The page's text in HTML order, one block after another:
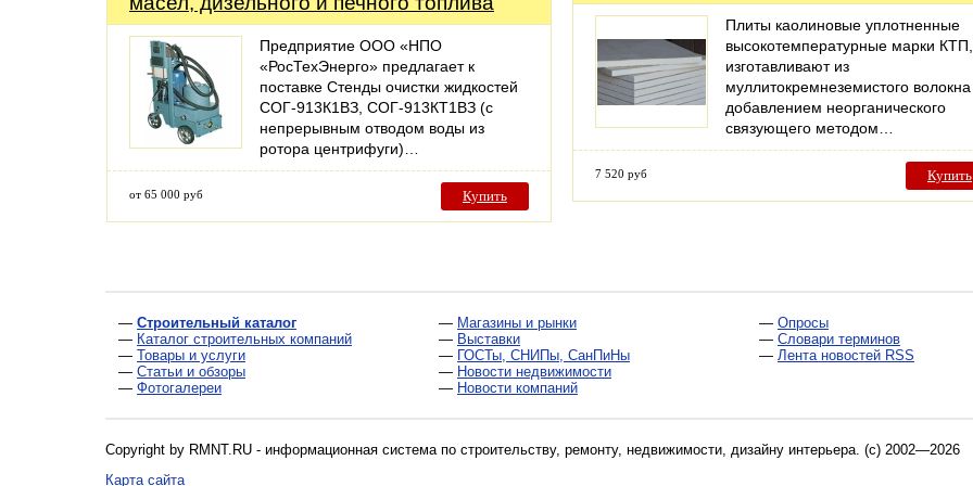
Предприятие ООО «НПО
«РосТехЭнерго» предлагает к
поставке Стенды очистки жидкостей
СОГ-913К1ВЗ, СОГ-913КТ1ВЗ (с
непрерывным отводом воды из
ротора центрифуги)…
от 65 000 руб Купить
Плиты каолиновые уплотненные
высокотемпературные марки КТП,
изготавливают из
муллитокремнеземистого
добавлением неорганического
связующего методом…
7 520 руб Купить
— Строительный каталог
— Каталог строительных компаний
— Товары и услуги
— Статьи и обзоры
— Фотогалереи
— Магазины и рынки
— Выставки
— ГОСТы, СНИПы, СанПиНы
— Новости недвижимости
— Новости компаний
— Опросы
— Словари терминов
— Лента новостей RSS
Copyright by RMNT.RU - информационная система по строительству, ремонту, недвижимости, дизайну интерьера. (c) 2002—2026
Карта сайта